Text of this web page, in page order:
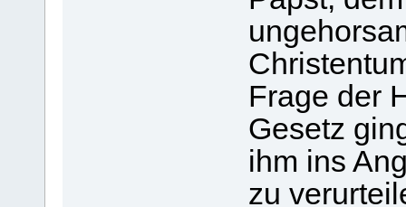
Frage der
Gesetz
ihm ins
zu